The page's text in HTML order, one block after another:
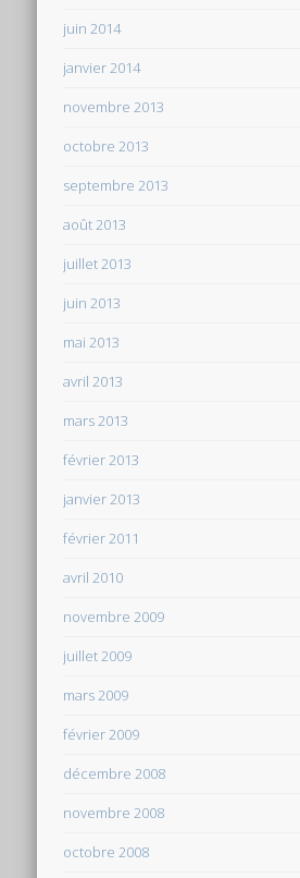
juin 2014
janvier 2014
novembre 2013
octobre 2013
septembre 2013
août 2013
juillet 2013
juin 2013
mai 2013
avril 2013
mars 2013
février 2013
janvier 2013
février 2011
avril 2010
novembre 2009
juillet 2009
mars 2009
février 2009
décembre 2008
novembre 2008
octobre 2008